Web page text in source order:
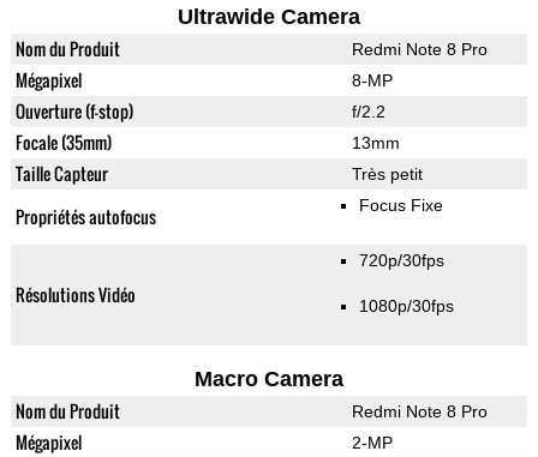
Ultrawide Camera
Nom du Produit Redmi Note 8 Pro
Mégapixel 8-MP
Ouverture (f-stop) f/2.2
Focale (35mm) 13mm
Taille Capteur Très petit
Propriétés autofocus Focus Fixe
Résolutions Vidéo
720p/30fps
1080p/30fps
Macro Camera
Nom du Produit Redmi Note 8 Pro
Mégapixel 2-MP